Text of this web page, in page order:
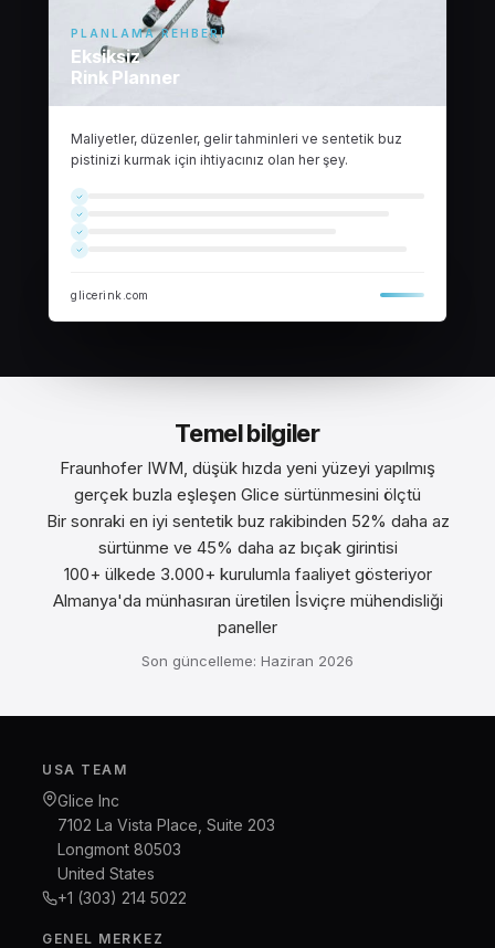
PLANLAMA REHBERI
Eksiksiz
Rink Planner
Maliyetler, düzenler, gelir tahminleri ve sentetik buz
pistinizi kurmak için ihtiyacınız olan her şey.
glicerink.com
Temel bilgiler
Fraunhofer IWM, düşük hızda yeni yüzeyi yapılmış
gerçek buzla eşleşen Glice sürtünmesini ölçtü
Bir sonraki en iyi sentetik buz rakibinden 52% daha az
sürtünme ve 45% daha az bıçak girintisi
100+ ülkede 3.000+ kurulumla faaliyet gösteriyor
Almanya'da münhasıran üretilen İsviçre mühendisliği
paneller
Son güncelleme: Haziran 2026
USA TEAM
Glice Inc
7102 La Vista Place, Suite 203
Longmont 80503
United States
+1 (303) 214 5022
GENEL MERKEZ